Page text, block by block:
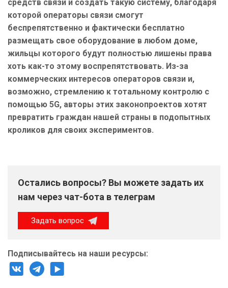
средств связи и создать такую систему, благодаря
которой операторы связи смогут
беспрепятственно и фактически бесплатно
размещать свое оборудование в любом доме,
жильцы которого будут полностью лишены права
хоть как-то этому воспрепятствовать. Из-за
коммерческих интересов операторов связи и,
возможно, стремлению к тотальному контролю с
помощью 5G, авторы этих законопроектов хотят
превратить граждан нашей страны в подопытных
кроликов для своих экспериментов.
Остались вопросы? Вы можете задать их
нам через чат-бота в телеграм
Задать вопрос
Подписывайтесь на наши ресурсы: